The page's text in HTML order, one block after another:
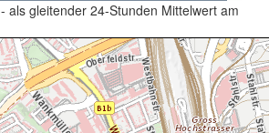
- als gleitender 24-Stunden Mittelwert am